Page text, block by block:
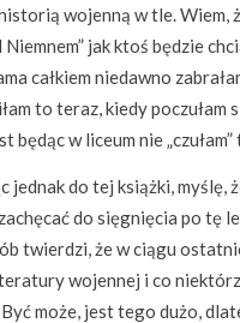
wojenną w tle. Wiem,
Niemnem” jak ktoś będzie
całkiem niedawno
to teraz, kiedy poczułam
będąc w liceum nie „czułam”
jednak do tej książki, myślę,
do sięgnięcia po tę
twierdzi, że w ciągu
wojennej i co
może, jest tego dużo,